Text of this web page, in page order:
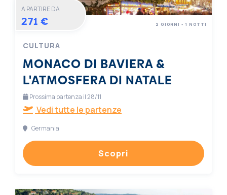
A PARTIRE DA
271 €
CULTURA
MONACO DI BAVIERA &
L'ATMOSFERA DI NATALE
2 GIORNI - 1 NOTTI
Prossima partenza il 28/11
Vedi tutte le partenze
Germania
Scopri